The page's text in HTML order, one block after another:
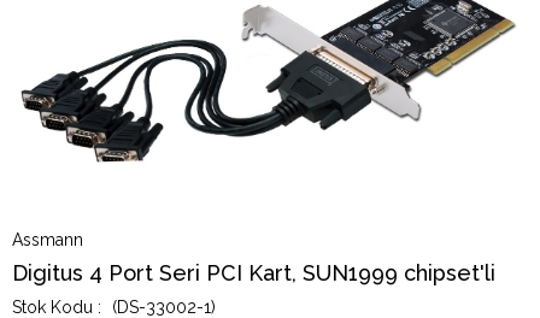
Assmann
Digitus 4 Port Seri PCI Kart, SUN1999 chipset'li
(DS-33002-1)